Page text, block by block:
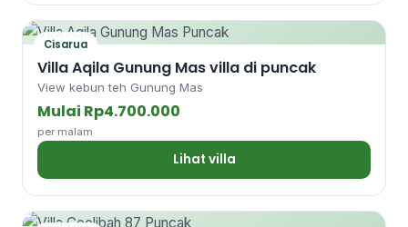
Cisarua
Villa Aqila Gunung Mas villa di puncak
View kebun teh Gunung Mas
Mulai Rp4.700.000
per malam
Lihat villa